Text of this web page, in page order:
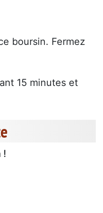
boursin. Fermez
15 minutes et
!